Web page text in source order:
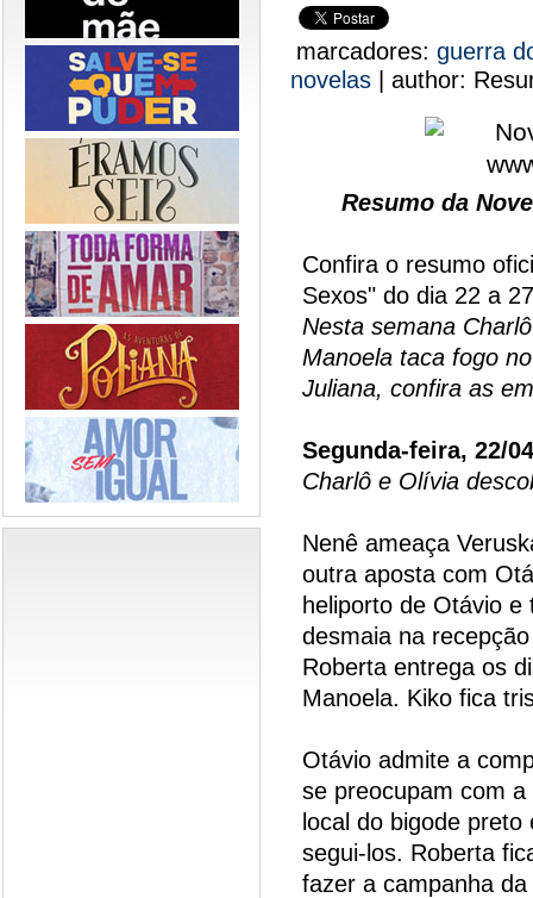
marcadores: guerra
novelas | author:
Resumo da
Confira o resumo
Sexos" do dia 22 a
Nesta semana
Manoela taca fogo
Juliana, confira as
Segunda-feira, 22/
Charlô e Olívia
Nenê ameaça
outra aposta com
heliporto de Otávio
desmaia na
Roberta entrega os
Manoela. Kiko fica
Otávio admite a
se preocupam com
local do bigode
segui-los. Roberta
fazer a campanha